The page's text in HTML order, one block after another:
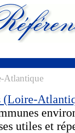
Atlantique
(Loire-
utiles et